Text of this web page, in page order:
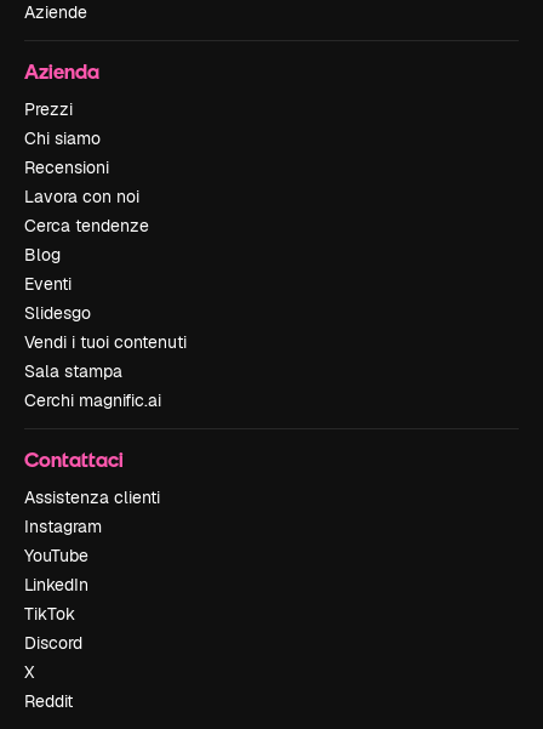
Aziende
Azienda
Prezzi
Chi siamo
Recensioni
Lavora con noi
Cerca tendenze
Blog
Eventi
Slidesgo
Vendi i tuoi contenuti
Sala stampa
Cerchi magnific.ai
Contattaci
Assistenza clienti
Instagram
YouTube
LinkedIn
TikTok
Discord
X
Reddit